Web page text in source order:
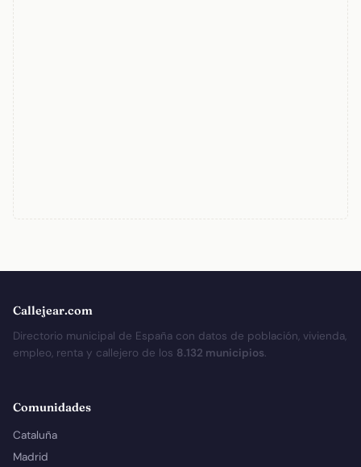
Callejear.com
Directorio municipal de España con datos de población, vivienda,
empleo, renta y callejero de los 8.132 municipios.
Comunidades
Cataluña
Madrid